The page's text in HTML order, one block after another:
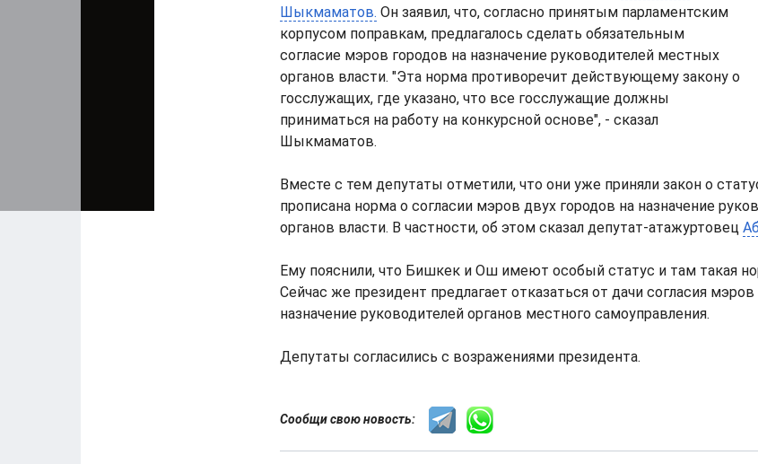
Шыкмаматов. Он заявил, что, согласно принятым парламентским
корпусом поправкам, предлагалось сделать обязательным
согласие мэров городов на назначение руководителей местных
органов власти. "Эта норма противоречит действующему закону о
госслужащих, где указано, что все госслужащие должны
приниматься на работу на конкурсной основе", - сказал
Шыкмаматов.
Вместе с тем депутаты отметили, что они уже приняли закон о
прописана норма о согласии мэров двух городов на назначение
органов власти. В частности, об этом сказал депутат-атажуртовец
Ему пояснили, что Бишкек и Ош имеют особый статус и там такая
Сейчас же президент предлагает отказаться от дачи согласия мэров
назначение руководителей органов местного самоуправления.
Депутаты согласились с возражениями президента.
Сообщи свою новость: